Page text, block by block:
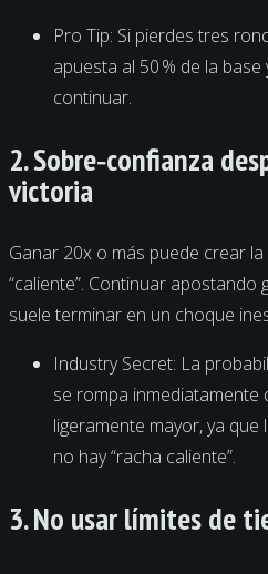
Pro Tip: Si pierdes tres
apuesta al 50 % de la
continuar.
2. Sobre‑confianza
victoria
Ganar 20x o más puede crear
“caliente”. Continuar
suele terminar en un choque
Industry Secret: La
se rompa inmediatamente
ligeramente mayor, ya
no hay “racha caliente”.
3. No usar límites de